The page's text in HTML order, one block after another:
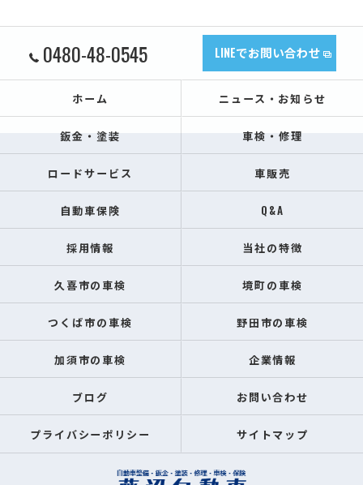
0480-48-0545 LINEでお問い合わせ
ホーム ニュース・お知らせ
鈑金・塗装 車検・修理
ロードサービス 車販売
自動車保険 Q&A
採用情報 当社の特徴
久喜市の車検 境町の車検
つくば市の車検 野田市の車検
加須市の車検 企業情報
ブログ お問い合わせ
プライバシーポリシー サイトマップ